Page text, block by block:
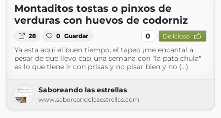
Montaditos tostas o pinxos de
verduras con huevos de codorniz
28 0 Guardar 0 Delicioso
Ya esta aqui el buen tiempo, el tapeo ¡me encanta! a
pesar de que llevo casi una semana con "la pata chula"
es lo que tiene ir con prisas y no pisar bien y no (...)
Saboreando las estrellas
www.saboreandolasestrellas.com